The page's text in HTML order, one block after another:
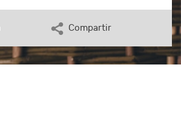
Compartir